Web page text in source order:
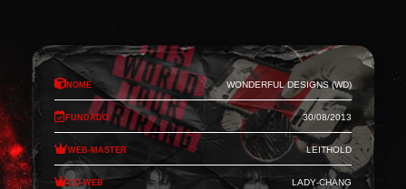
Nome Wonderful Designs (WD)
Fundado 30/08/2013
Web-Master Leithold
Co-Web Lady-Chang